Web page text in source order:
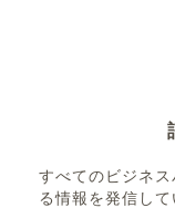
すべてのビジネ
る情報を発信し